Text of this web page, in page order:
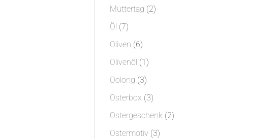
Muttertag 22
Öl 77
Produkte
Oliven 66
Produkte
Olivenöl 11
Oolong 33
Produkte
Osterbox 33
Produkte
Ostergeschenk 22
Ostermotiv 33